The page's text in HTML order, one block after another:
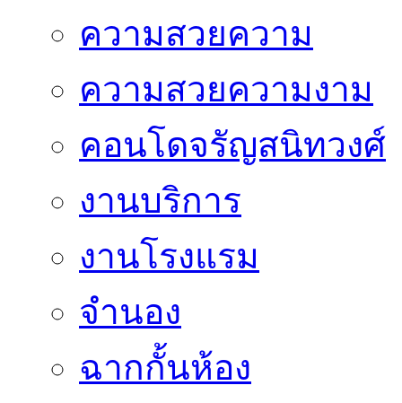
ความสวยความ
ความสวยความงาม
คอนโดจรัญสนิทวงศ์
งานบริการ
งานโรงแรม
จำนอง
ฉากกั้นห้อง